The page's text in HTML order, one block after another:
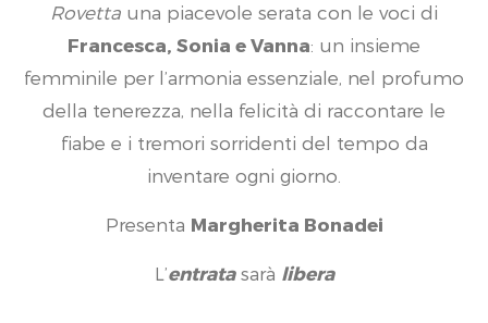
Rovetta una piacevole serata con le voci di
Francesca, Sonia e Vanna: un insieme
femminile per l’armonia essenziale, nel profumo
della tenerezza, nella felicità di raccontare le
fiabe e i tremori sorridenti del tempo da
inventare ogni giorno.
Presenta Margherita Bonadei
L’entratasarà libera